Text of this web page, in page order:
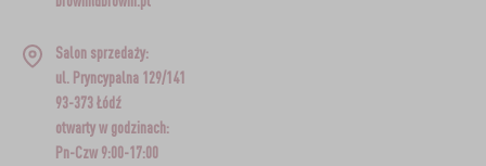
Salon sprzedaży:
ul. Pryncypalna 129/141
93-373 Łódź
otwarty w godzinach:
Pn-Czw 9:00-17:00